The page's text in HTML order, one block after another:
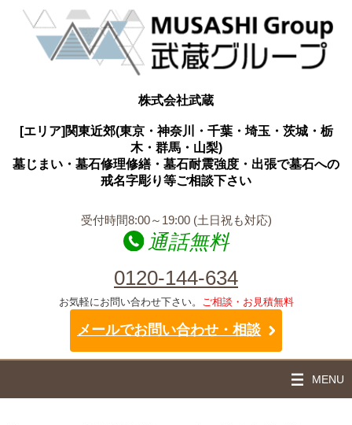
株式会社武蔵
[エリア]関東近郊(東京・神奈川・千葉・埼玉・茨城・栃
木・群馬・山梨)
墓じまい・墓石修理修繕・墓石耐震強度・出張で墓石への
戒名字彫り等ご相談下さい
受付時間8:00～19:00 (土日祝も対応)
通話無料
0120-144-634
お気軽にお問い合わせ下さい。 ご相談・お見積無料
メールでお問い合わせ・相談
MENU